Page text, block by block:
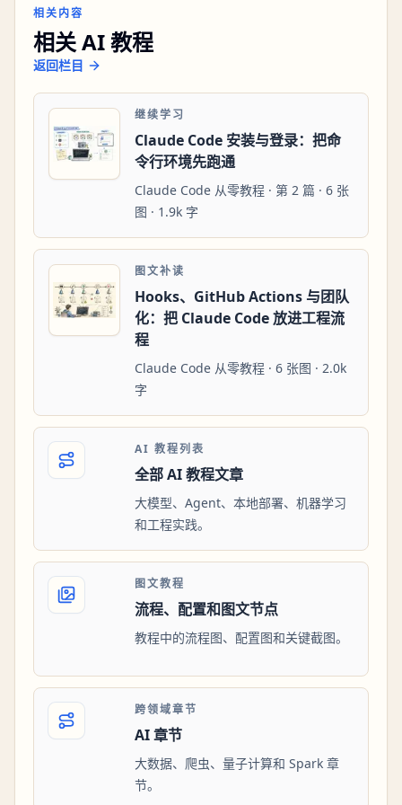
相关内容
相关 AI 教程
返回栏目
继续学习
Claude Code 安装与登录：把命
令行环境先跑通
Claude Code 从零教程 · 第 2 篇 · 6 张
图 · 1.9k 字
图文补读
Hooks、GitHub Actions 与团队
化：把 Claude Code 放进工程流
程
Claude Code 从零教程 · 6 张图 · 2.0k
字
AI 教程列表
全部 AI 教程文章
大模型、Agent、本地部署、机器学习
和工程实践。
图文教程
流程、配置和图文节点
教程中的流程图、配置图和关键截图。
跨领域章节
AI 章节
大数据、爬虫、量子计算和 Spark 章
节。